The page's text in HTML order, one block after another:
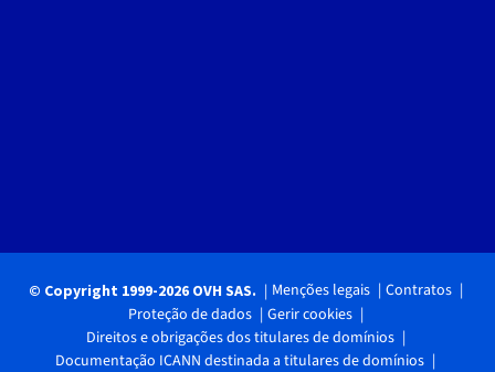
© Copyright 1999-2026 OVH SAS. Menções legais
Contratos
Proteção de dados
Gerir cookies
Direitos e obrigações dos titulares de domínios
Documentação ICANN destinada a titulares de domínios